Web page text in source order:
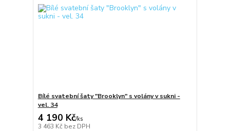
Bílé svatební šaty "Brooklyn" s volány v sukni -
vel. 34
4 190 Kč/ks
3 463 Kč bez DPH